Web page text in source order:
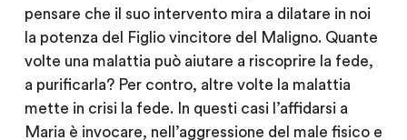
pensare che il suo intervento mira a dilatare in noi
la potenza del Figlio vincitore del Maligno. Quante
volte una malattia può aiutare a riscoprire la fede,
a purificarla? Per contro, altre volte la malattia
mette in crisi la fede. In questi casi l’affidarsi a
Maria è invocare, nell’aggressione del male fisico e